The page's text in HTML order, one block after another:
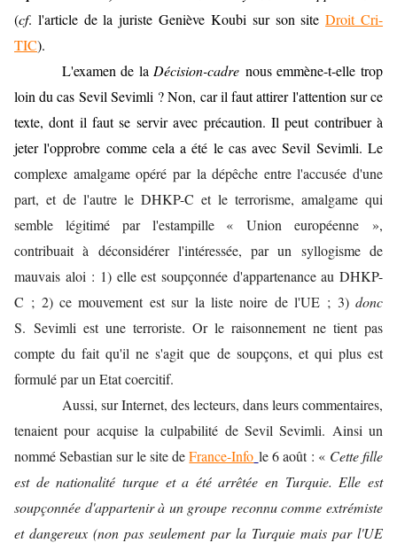
(cf. l'article de la juriste Geniève Koubi sur son site Droit Cri-
TIC).
L'examen de la Décision-cadre nous emmène-t-elle trop
loin du cas Sevil Sevimli ? Non, car il faut attirer l'attention sur ce
texte, dont il faut se servir avec précaution. Il peut contribuer à
jeter l'opprobre comme cela a été le cas avec Sevil Sevimli. Le
complexe amalgame opéré par la dépêche entre l'accusée d'une
part, et de l'autre le DHKP-C et le terrorisme, amalgame qui
semble légitimé par l'estampille « Union européenne »,
contribuait à déconsidérer l'intéressée, par un syllogisme de
mauvais aloi : 1) elle est soupçonnée d'appartenance au DHKP-
C ; 2) ce mouvement est sur la liste noire de l'UE ; 3) donc
S. Sevimli est une terroriste. Or le raisonnement ne tient pas
compte du fait qu'il ne s'agit que de soupçons, et qui plus est
formulé par un Etat coercitif.
Aussi, sur Internet, des lecteurs, dans leurs commentaires,
tenaient pour acquise la culpabilité de Sevil Sevimli. Ainsi un
nommé Sebastian sur le site de France-Info le 6 août : « Cette fille
est de nationalité turque et a été arrêtée en Turquie. Elle est
soupçonnée d'appartenir à un groupe reconnu comme extrémiste
et dangereux (non pas seulement par la Turquie mais par l'UE